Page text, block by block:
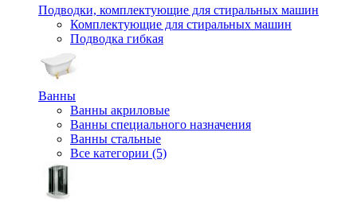
Подводки, комплектующие для стиральных машин
Комплектующие для стиральных машин
Подводка гибкая
Ванны
Ванны акриловые
Ванны специального назначения
Ванны стальные
Все категории (5)